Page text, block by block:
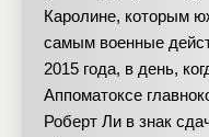
Каролине, которым
самым военные
2015 года, в день,
Аппоматоксе
Роберт Ли в знак